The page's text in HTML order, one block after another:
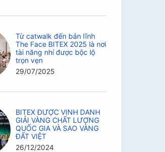
Từ catwalk đến bản lĩnh
The Face BITEX 2025 là nơi
tài năng nhí được bộc lộ
trọn vẹn
29/07/2025
BITEX ĐƯỢC VINH DANH
GIẢI VÀNG CHẤT LƯỢNG
QUỐC GIA VÀ SAO VÀNG
ĐẤT VIỆT
26/12/2024